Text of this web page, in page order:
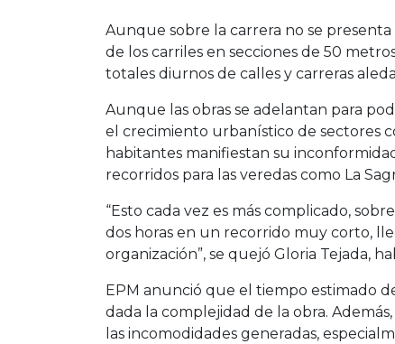
Aunque sobre la carrera no se
de los carriles en secciones de 50
totales diurnos de calles y carreras
Aunque las obras se adelantan para
el crecimiento urbanístico de sectores
habitantes manifiestan su
recorridos para las veredas como La
“Esto cada vez es más complicado,
dos horas en un recorrido muy corto,
organización”, se quejó Gloria Tejada,
EPM anunció que el tiempo estimado
dada la complejidad de la obra.
las incomodidades generadas,